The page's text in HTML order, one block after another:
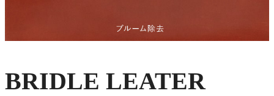
BRIDLE LEATER